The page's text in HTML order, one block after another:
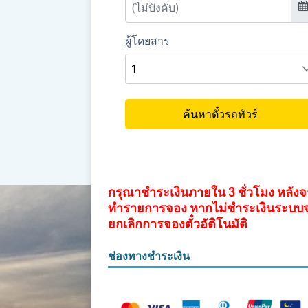
กรุณาชำระเงินภายใน 3 ชั่วโมง หลัง
ทำรายการจอง หากไม่ชำระเงินระบบ
ยกเลิกการจองตั๋วอัติโนมัติ
ช่องทางชำระเงิน